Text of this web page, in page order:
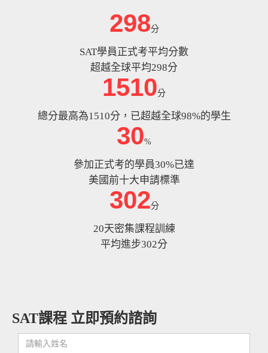
298分
SAT學員正式考平均分數
超越全球平均298分
1510分
總分最高為1510分，已超越全球98%的學生
30%
參加正式考的學員30%已達
美國前十大申請標準
302分
20天密集課程訓練
平均進步302分
SAT課程 立即預約諮詢